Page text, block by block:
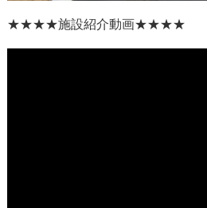
★★★★施設紹介動画★★★★